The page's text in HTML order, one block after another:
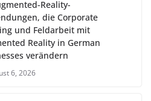
Reality-
die Corporate
und Feldarbeit mit
Reality in German
verändern
6, 2026